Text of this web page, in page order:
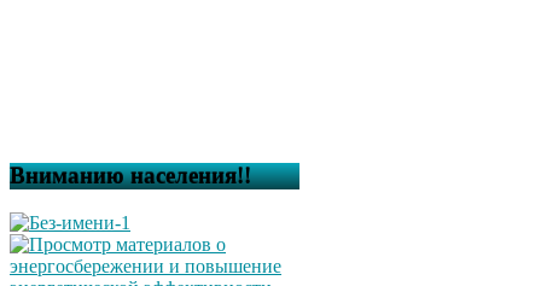
Вниманию населения!!